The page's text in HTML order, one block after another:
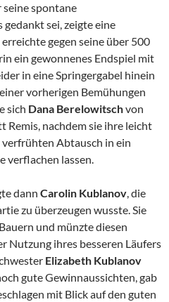
seine spontane
sei, zeigte eine
gegen seine über 500
ein gewonnenes Endspiel mit
in eine Springergabel hinein
vorherigen Bemühungen
sich Dana Berelowitschvon
Remis, nachdem sie ihre leicht
Abtausch in ein
verflachen lassen.
dann Carolin Kublanov, die
zu überzeugen wusste. Sie
und münzte diesen
Nutzung ihres besseren Läufers
Elizabeth Kublanov
gute Gewinnaussichten, gab
mit Blick auf den guten